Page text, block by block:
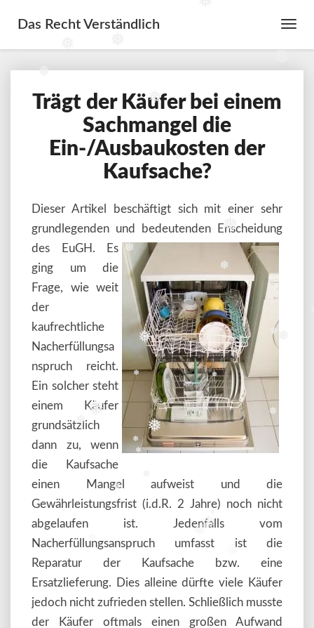
❅
❅
❅
❅
❅
❅ ❅
❅
❅
❅
❅
❅
❅
❅
❅
❅
❅
❅
❅
❅ ❅
❅
Toggle
Das Recht Verständlich
Trägt
Käufer
bei
einem
Sachmangel
Ein-/Ausbaukosten
der
Trägt der Käufer bei einem
Sachmangel die
Ein-/Ausbaukosten der
Kaufsache?
Dieser Artikel beschäftigt sich mit einer sehr
grundlegenden und bedeutenden Enscheidung
des EuGH. Es
ging um die
Frage, wie weit
der
kaufrechtliche
Nacherfüllungsa
nspruch reicht.
Ein solcher steht
einem Käufer
grundsätzlich
dann zu, wenn
die Kaufsache
einen Mangel aufweist und die
Gewährleistungsfrist (i.d.R. 2 Jahre) noch nicht
abgelaufen ist. Jedenfalls vom
Nacherfüllungsanspruch umfasst ist die
Reparatur der Kaufsache bzw. eine
Ersatzlieferung. Dies alleine dürfte viele Käufer
jedoch nicht zufrieden stellen. Schließlich musste
der Käufer oftmals einen großen Aufwand